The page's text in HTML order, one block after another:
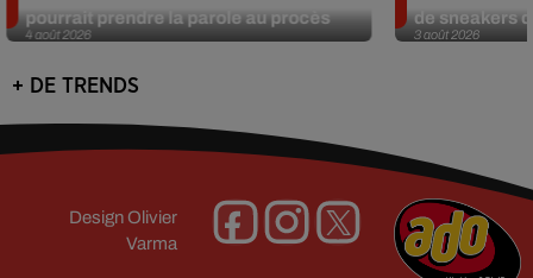
4 août 2026
pourrait prendre la parole au procès
3 août 2026
de sneakers
+ DE TRENDS
Design Olivier
Varma